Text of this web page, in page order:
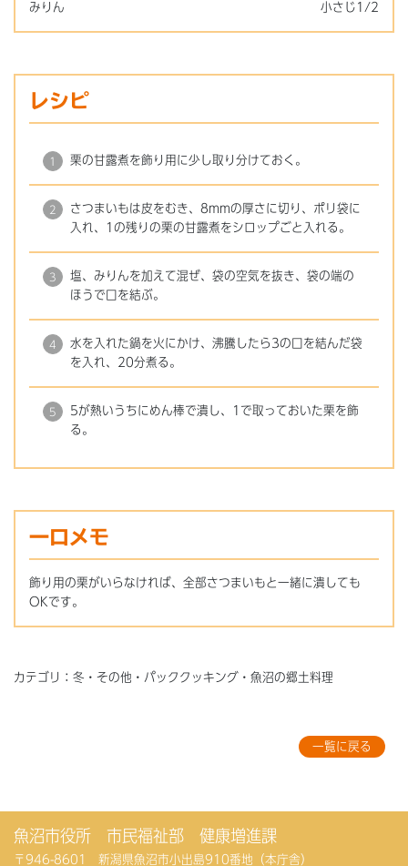
みりん
小さじ1/2
レシピ
栗の甘露煮を飾り用に少し取り分けておく。
さつまいもは皮をむき、8mmの厚さに切り、ポリ袋に
入れ、1の残りの栗の甘露煮をシロップごと入れる。
塩、みりんを加えて混ぜ、袋の空気を抜き、袋の端の
ほうで口を結ぶ。
水を入れた鍋を火にかけ、沸騰したら3の口を結んだ袋
を入れ、20分煮る。
5が熱いうちにめん棒で潰し、1で取っておいた栗を飾
る。
一口メモ
飾り用の栗がいらなければ、全部さつまいもと一緒に潰しても
OKです。
カテゴリ：冬・その他・パッククッキング・魚沼の郷土料理
一覧に戻る
魚沼市役所 市民福祉部 健康増進課
〒946-8601 新潟県魚沼市小出島910番地（本庁舎）